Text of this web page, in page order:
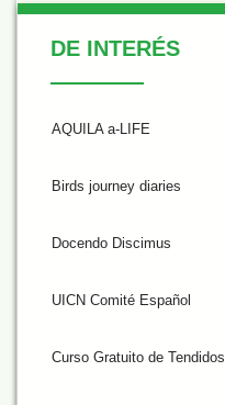
De Interés
DE INTERÉS
AQUILA a-LIFE
Birds journey diaries
Docendo Discimus
UICN Comité Español
Curso Gratuito de